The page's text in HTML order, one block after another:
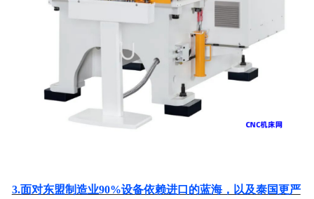
3.面对东盟制造业90%设备依赖进口的蓝海，以及泰国更严